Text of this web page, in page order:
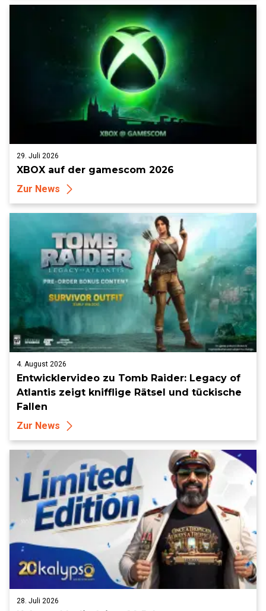
29. Juli 2026
XBOX auf der gamescom 2026
Zur News
4. August 2026
Entwicklervideo zu Tomb Raider: Legacy of
Atlantis zeigt knifflige Rätsel und tückische
Fallen
Zur News
28. Juli 2026